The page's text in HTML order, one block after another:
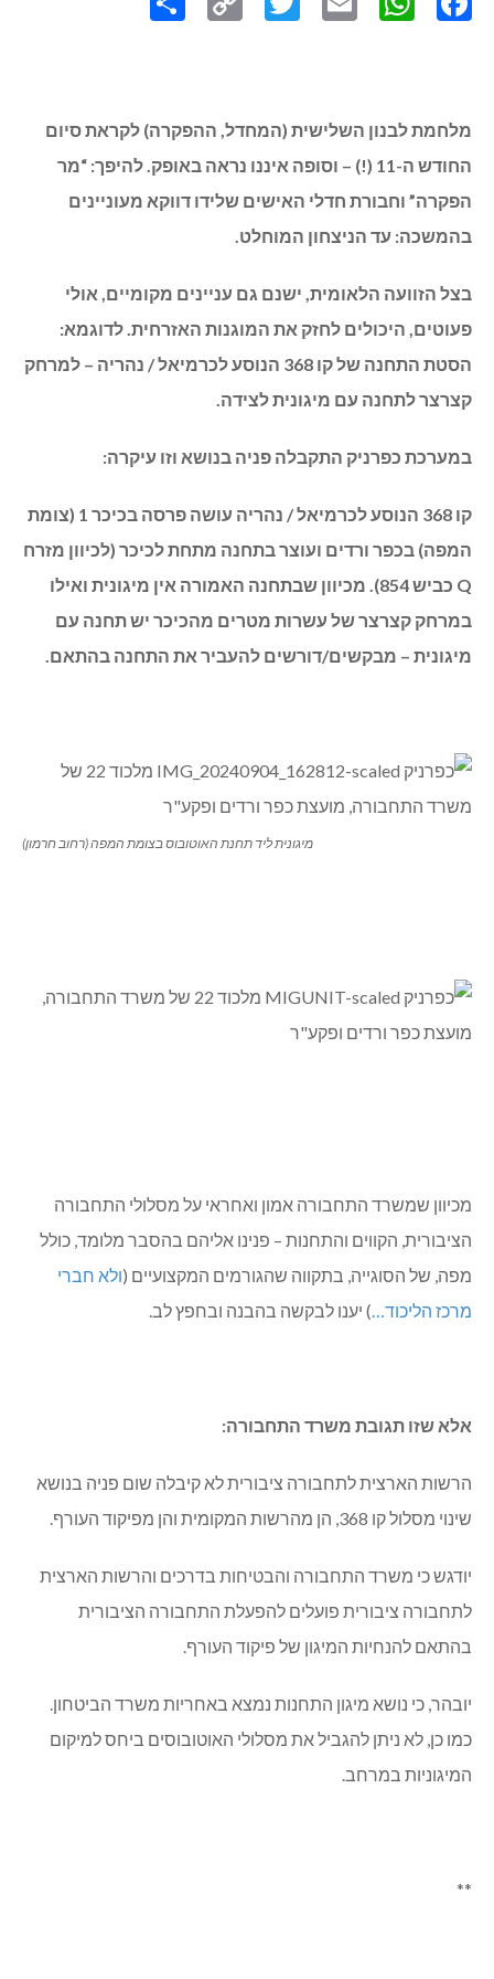
מלחמת לבנון השלישית (המחדל, ההפקרה) לקראת סיום
החודש ה-11 (!) – וסופה איננו נראה באופק. להיפך: “מר
הפקרה” וחבורת חדלי האישים שלידו דווקא מעוניינים
בהמשכה: עד הניצחון המוחלט.
בצל הזוועה הלאומית, ישנם גם עניינים מקומיים, אולי
פעוטים, היכולים לחזק את המוגנות האזרחית. לדוגמא:
הסטת התחנה של קו 368 הנוסע לכרמיאל / נהריה – למרחק
קצרצר לתחנה עם מיגונית לצידה.
במערכת כפרניק התקבלה פניה בנושא וזו עיקרה:
קו 368 הנוסע לכרמיאל / נהריה עושה פרסה בכיכר 1 (צומת
המפה) בכפר ורדים ועוצר בתחנה מתחת לכיכר (לכיוון מזרח
Q כביש 854). מכיוון שבתחנה האמורה אין מיגונית ואילו
במרחק קצרצר של עשרות מטרים מהכיכר יש תחנה עם
מיגונית – מבקשים/דורשים להעביר את התחנה בהתאם.
מיגונית ליד תחנת האוטובוס בצומת המפה (רחוב חרמון)
מכיוון שמשרד התחבורה אמון ואחראי על מסלולי התחבורה
הציבורית, הקווים והתחנות – פנינו אליהם בהסבר מלומד, כולל
מפה, של הסוגייה, בתקווה שהגורמים המקצועיים (ולא חברי
מרכז הליכוד… ) יענו לבקשה בהבנה ובחפץ לב.
אלא שזו תגובת משרד התחבורה:
הרשות הארצית לתחבורה ציבורית לא קיבלה שום פניה בנושא
שינוי מסלול קו 368, הן מהרשות המקומית והן מפיקוד העורף.
יודגש כי משרד התחבורה והבטיחות בדרכים והרשות הארצית
לתחבורה ציבורית פועלים להפעלת התחבורה הציבורית
בהתאם להנחיות המיגון של פיקוד העורף.
יובהר, כי נושא מיגון התחנות נמצא באחריות משרד הביטחון.
כמו כן, לא ניתן להגביל את מסלולי האוטובוסים ביחס למיקום
המיגוניות במרחב.
**